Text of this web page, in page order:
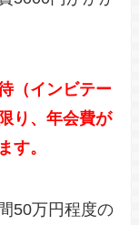
（インビテー
り、年会費が
す。
50万円程度の